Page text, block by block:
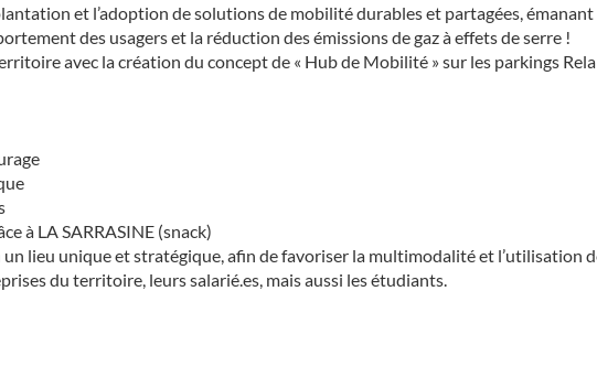
et l’adoption de solutions de mobilité durables et partagées,
des usagers et la réduction des émissions de gaz à effets de serre !
avec la création du concept de « Hub de Mobilité » sur les parkings
à LA SARRASINE (snack)
un lieu unique et stratégique, afin de favoriser la multimodalité et l’utilisation
du territoire, leurs salarié.es, mais aussi les étudiants.